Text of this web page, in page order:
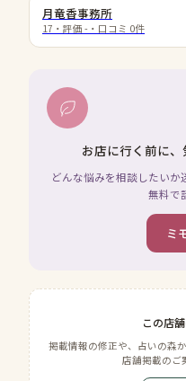
月竜香事務所
17 ・評価 - ・口コミ 0件
お店に行く前に
どんな悩みを相談したい
無料で
ミ
この店
掲載情報の修正や、占いの森
店舗掲載のご